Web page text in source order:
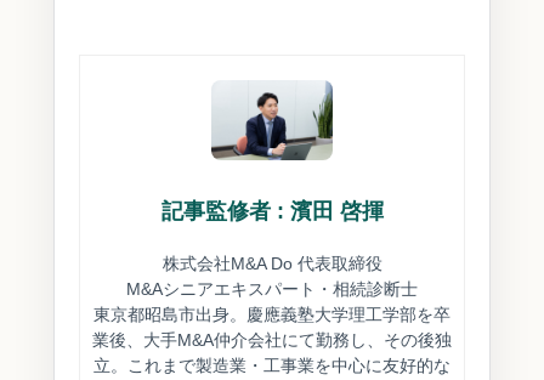
記事監修者 : 濱田 啓揮
株式会社M&A Do 代表取締役
M&Aシニアエキスパート・相続診断士
東京都昭島市出身。慶應義塾大学理工学部を卒
業後、大手M&A仲介会社にて勤務し、その後独
立。これまで製造業・工事業を中心に友好的な